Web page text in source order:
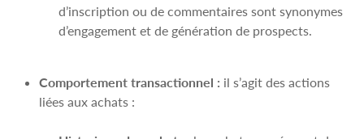
d’inscription ou de commentaires sont synonymes
d’engagement et de génération de prospects.
Comportement transactionnel : il s’agit des actions
liées aux achats :